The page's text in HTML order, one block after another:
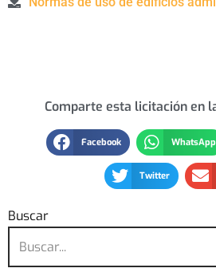
Comparte esta licitación en
Facebook WhatsApp
Twitter
Buscar